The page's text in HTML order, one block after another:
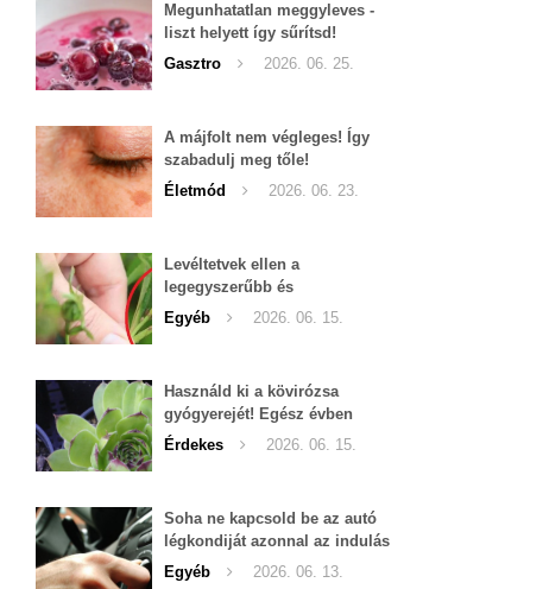
Megunhatatlan meggyleves -
liszt helyett így sűrítsd!
Gasztro
2026. 06. 25.
A májfolt nem végleges! Így
szabadulj meg tőle!
Életmód
2026. 06. 23.
Levéltetvek ellen a
legegyszerűbb és
leghatékonyabb filléres
háziszer
Egyéb 2026. 06. 15.
Használd ki a kövirózsa
gyógyerejét! Egész évben
hozzáférhető.
Érdekes 2026. 06. 15.
Soha ne kapcsold be az autó
légkondiját azonnal az indulás
után!
Egyéb 2026. 06. 13.